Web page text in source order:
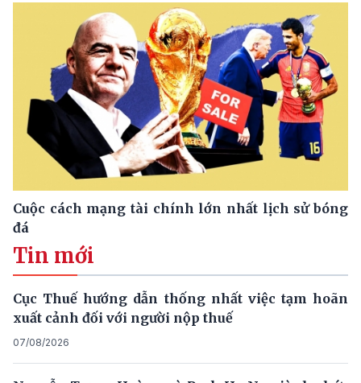
Cuộc cách mạng tài chính lớn nhất lịch sử bóng
đá
Tin mới
Cục Thuế hướng dẫn thống nhất việc tạm hoãn
xuất cảnh đối với người nộp thuế
07/08/2026